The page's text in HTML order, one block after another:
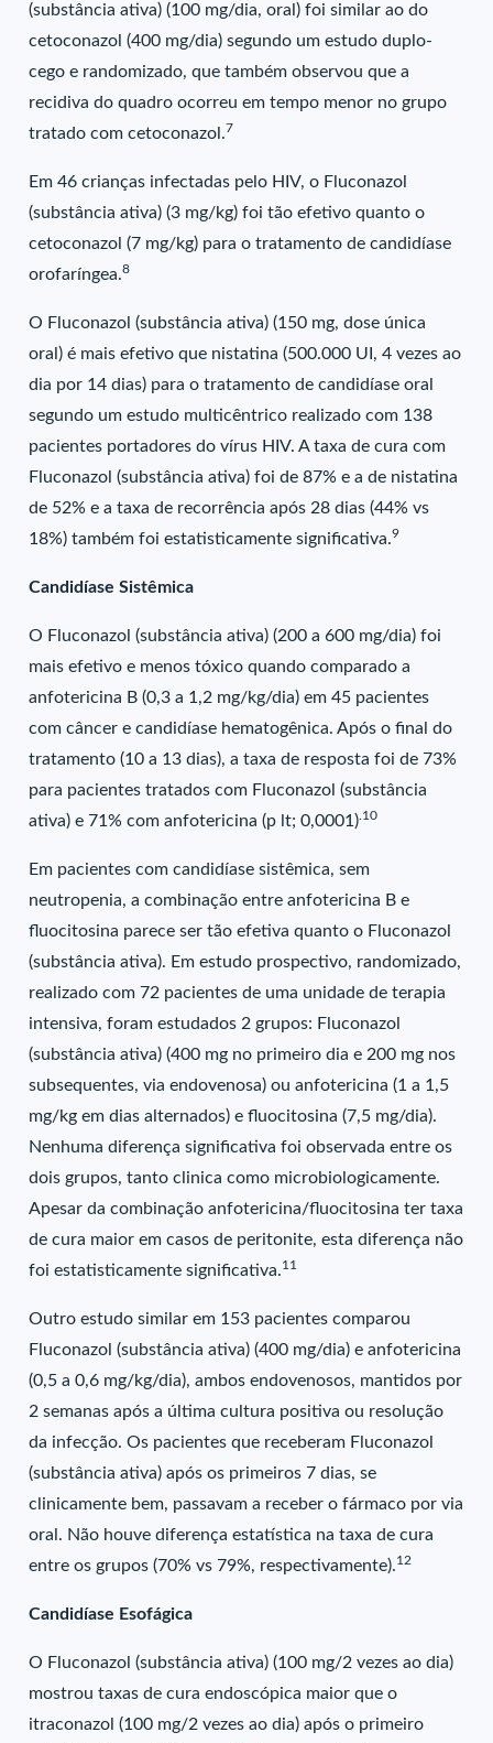
(substância ativa) (100 mg/dia, oral) foi similar ao do
cetoconazol (400 mg/dia) segundo um estudo duplo-
cego e randomizado, que também observou que a
recidiva do quadro ocorreu em tempo menor no grupo
tratado com cetoconazol.7
Em 46 crianças infectadas pelo HIV, o Fluconazol
(substância ativa) (3 mg/kg) foi tão efetivo quanto o
cetoconazol (7 mg/kg) para o tratamento de candidíase
orofaríngea.8
O Fluconazol (substância ativa) (150 mg, dose única
oral) é mais efetivo que nistatina (500.000 UI, 4 vezes ao
dia por 14 dias) para o tratamento de candidíase oral
segundo um estudo multicêntrico realizado com 138
pacientes portadores do vírus HIV. A taxa de cura com
Fluconazol (substância ativa) foi de 87% e a de nistatina
de 52% e a taxa de recorrência após 28 dias (44% vs
18%) também foi estatisticamente significativa.9
Candidíase Sistêmica
O Fluconazol (substância ativa) (200 a 600 mg/dia) foi
mais efetivo e menos tóxico quando comparado a
anfotericina B (0,3 a 1,2 mg/kg/dia) em 45 pacientes
com câncer e candidíase hematogênica. Após o final do
tratamento (10 a 13 dias), a taxa de resposta foi de 73%
para pacientes tratados com Fluconazol (substância
ativa) e 71% com anfotericina (p lt; 0,0001) .10
Em pacientes com candidíase sistêmica, sem
neutropenia, a combinação entre anfotericina B e
fluocitosina parece ser tão efetiva quanto o Fluconazol
(substância ativa). Em estudo prospectivo, randomizado,
realizado com 72 pacientes de uma unidade de terapia
intensiva, foram estudados 2 grupos: Fluconazol
(substância ativa) (400 mg no primeiro dia e 200 mg nos
subsequentes, via endovenosa) ou anfotericina (1 a 1,5
mg/kg em dias alternados) e fluocitosina (7,5 mg/dia).
Nenhuma diferença significativa foi observada entre os
dois grupos, tanto clinica como microbiologicamente.
Apesar da combinação anfotericina/fluocitosina ter taxa
de cura maior em casos de peritonite, esta diferença não
foi estatisticamente significativa.11
Outro estudo similar em 153 pacientes comparou
Fluconazol (substância ativa) (400 mg/dia) e anfotericina
(0,5 a 0,6 mg/kg/dia), ambos endovenosos, mantidos por
2 semanas após a última cultura positiva ou resolução
da infecção. Os pacientes que receberam Fluconazol
(substância ativa) após os primeiros 7 dias, se
clinicamente bem, passavam a receber o fármaco por via
oral. Não houve diferença estatística na taxa de cura
entre os grupos (70% vs 79%, respectivamente).12
Candidíase Esofágica
O Fluconazol (substância ativa) (100 mg/2 vezes ao dia)
mostrou taxas de cura endoscópica maior que o
itraconazol (100 mg/2 vezes ao dia) após o primeiro